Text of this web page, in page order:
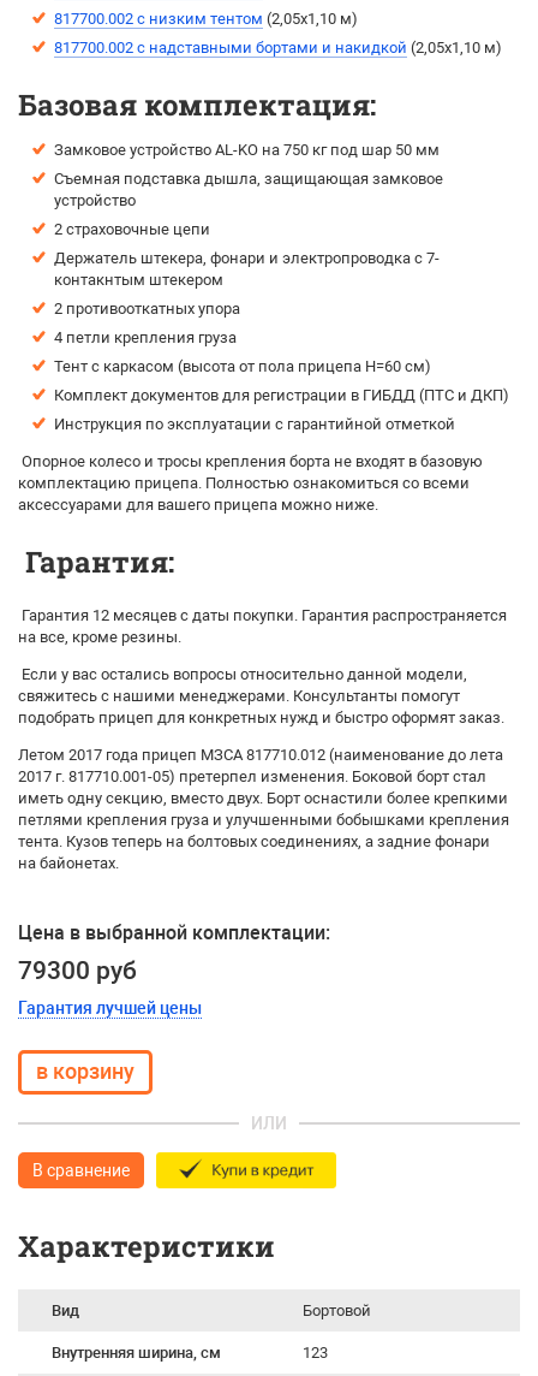
817700.002 с низким тентом (2,05х1,10 м)
817700.002 с надставными бортами и накидкой (2,05х1,10 м)
Базовая комплектация:
Замковое устройство AL-KO на 750 кг под шар 50 мм
Съемная подставка дышла, защищающая замковое
устройство
2 страховочные цепи
Держатель штекера, фонари и электропроводка с 7-
контакнтым штекером
2 противооткатных упора
4 петли крепления груза
Тент с каркасом (высота от пола прицепа H=60 см)
Комплект документов для регистрации в ГИБДД (ПТС и ДКП)
Инструкция по эксплуатации с гарантийной отметкой
Опорное колесо и тросы крепления борта не входят в базовую
комплектацию прицепа. Полностью ознакомиться со всеми
аксессуарами для вашего прицепа можно ниже.
Гарантия:
Гарантия 12 месяцев с даты покупки. Гарантия распространяется
на все, кроме резины.
Если у вас остались вопросы относительно данной модели,
свяжитесь с нашими менеджерами. Консультанты помогут
подобрать прицеп для конкретных нужд и быстро оформят заказ.
Летом 2017 года прицеп МЗСА 817710.012 (наименование до лета
2017 г. 817710.001-05) претерпел изменения. Боковой борт стал
иметь одну секцию, вместо двух. Борт оснастили более крепкими
петлями крепления груза и улучшенными бобышками крепления
тента. Кузов теперь на болтовых соединениях, а задние фонари
на байонетах.
Цена в выбранной комплектации:
79300 руб
Гарантия лучшей цены
ИЛИ
В сравнение
Характеристики
Вид Бортовой
Внутренняя ширина, см 123